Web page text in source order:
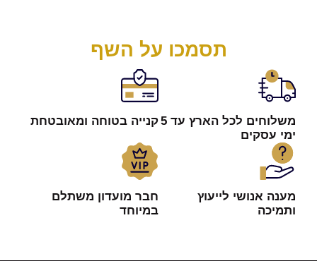
תסמכו על השף
משלוחים לכל הארץ עד 5
ימי עסקים
קנייה בטוחה ומאובטחת
מענה אנושי לייעוץ
ותמיכה
חבר מועדון משתלם
במיוחד